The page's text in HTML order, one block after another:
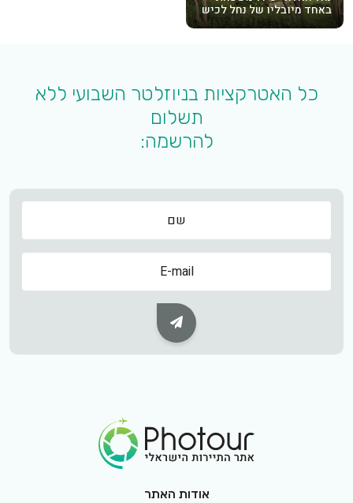
באחד מיובליו של נחל לכיש
כל האטרקציות בניוזלטר השבועי ללא
תשלום
להרשמה:
שם
שם
Subscribe Button
אודות האתר